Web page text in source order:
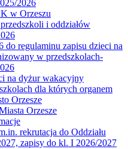
2026
w Orzeszu
i oddziałów
regulaminu zapisu dzieci na
w przedszkolach-
na dyżur wakacyjny
dla których organem
Orzesze
Orzesze
rekrutacja do Oddziału
zapisy do kl. I 2026/2027